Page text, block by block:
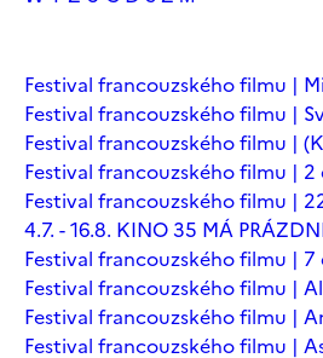
Festival francouzského filmu |
Festival francouzského filmu |
Festival francouzského filmu |
Festival francouzského filmu |
Festival francouzského filmu |
4.7. - 16.8. KINO 35 MÁ
Festival francouzského filmu |
Festival francouzského filmu |
Festival francouzského filmu |
Festival francouzského filmu |